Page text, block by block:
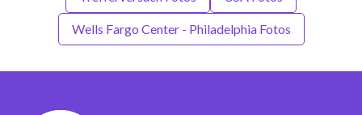
Wells Fargo Center - Philadelphia Fotos